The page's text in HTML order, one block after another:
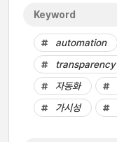
Keyword
automation
transparency
자동화
가시성